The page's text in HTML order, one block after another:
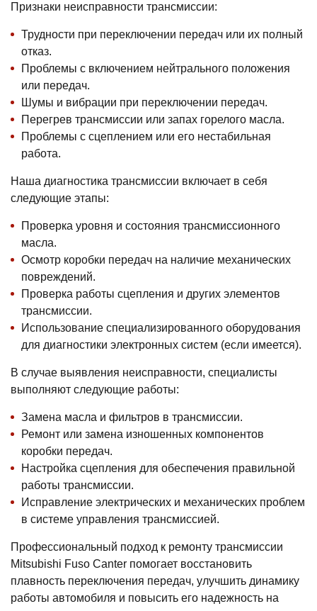
Признаки неисправности трансмиссии:
Трудности при переключении передач или их полный
отказ.
Проблемы с включением нейтрального положения
или передач.
Шумы и вибрации при переключении передач.
Перегрев трансмиссии или запах горелого масла.
Проблемы с сцеплением или его нестабильная
работа.
Наша диагностика трансмиссии включает в себя
следующие этапы:
Проверка уровня и состояния трансмиссионного
масла.
Осмотр коробки передач на наличие механических
повреждений.
Проверка работы сцепления и других элементов
трансмиссии.
Использование специализированного оборудования
для диагностики электронных систем (если имеется).
В случае выявления неисправности, специалисты
выполняют следующие работы:
Замена масла и фильтров в трансмиссии.
Ремонт или замена изношенных компонентов
коробки передач.
Настройка сцепления для обеспечения правильной
работы трансмиссии.
Исправление электрических и механических проблем
в системе управления трансмиссией.
Профессиональный подход к ремонту трансмиссии
Mitsubishi Fuso Canter помогает восстановить
плавность переключения передач, улучшить динамику
работы автомобиля и повысить его надежность на